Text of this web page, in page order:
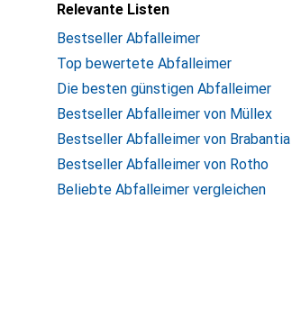
Relevante Listen
Bestseller Abfalleimer
Top bewertete Abfalleimer
Die besten günstigen Abfalleimer
Bestseller Abfalleimer von Müllex
Bestseller Abfalleimer von Brabantia
Bestseller Abfalleimer von Rotho
Beliebte Abfalleimer vergleichen